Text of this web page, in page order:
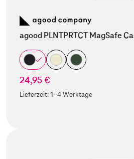
agood PLNTPRTCT MagSafe
24,95 €
Lieferzeit:1-4 Werktage